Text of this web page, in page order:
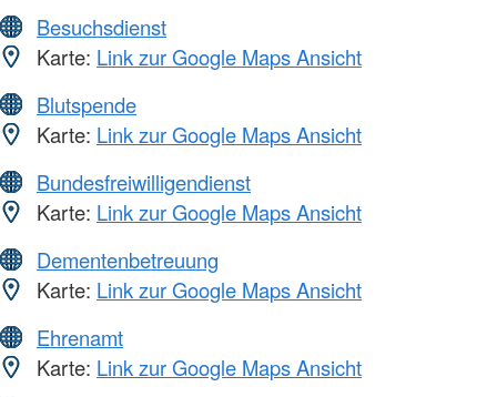
Besuchsdienst
Karte: Link zur Google Maps Ansicht
Blutspende
Karte: Link zur Google Maps Ansicht
Bundesfreiwilligendienst
Karte: Link zur Google Maps Ansicht
Dementenbetreuung
Karte: Link zur Google Maps Ansicht
Ehrenamt
Karte: Link zur Google Maps Ansicht